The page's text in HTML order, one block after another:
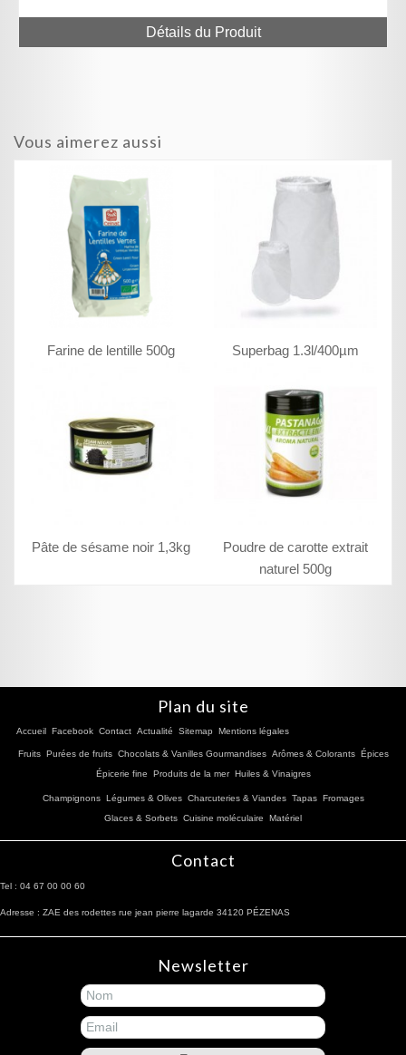
Détails du Produit
Vous aimerez aussi
Farine de lentille 500g Superbag 1.3l/400µm
Pâte de sésame noir 1,3kg
Poudre de carotte extrait
naturel 500g
Plan du site
Accueil Facebook Contact Actualité Sitemap Mentions légales
Fruits Purées de fruits Chocolats & Vanilles Gourmandises Arômes & Colorants Épices
Épicerie fine
Produits de la mer Huiles & Vinaigres
Champignons Légumes & Olives Charcuteries & Viandes Tapas Fromages
Glaces & Sorbets Cuisine moléculaire Matériel
Contact
Tel : 04 67 00 00 60
Adresse : ZAE des rodettes rue jean pierre lagarde 34120 PÉZENAS
Newsletter